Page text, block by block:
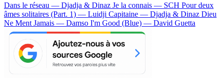
Dans le réseau — Djadja & Dinaz Je la connais — SCH Pour deux
âmes solitaires (Part. 1) — Luidji Capitaine — Djadja & Dinaz Dieu
Ne Ment Jamais — Damso I'm Good (Blue) — David Guetta